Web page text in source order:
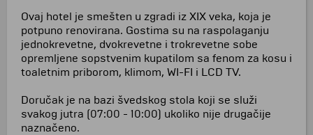
Ovaj hotel je smešten u zgradi iz XIX veka, koja je
potpuno renovirana. Gostima su na raspolaganju
jednokrevetne, dvokrevetne i trokrevetne sobe
opremljene sopstvenim kupatilom sa fenom za kosu i
toaletnim priborom, klimom, WI-FI i LCD TV.
Doručak je na bazi švedskog stola koji se služi
svakog jutra (07:00 - 10:00) ukoliko nije drugačije
naznačeno.